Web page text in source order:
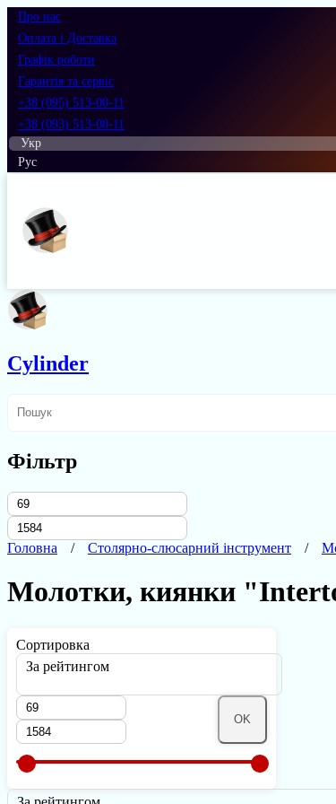
Про нас
Оплата і Доставка
Графік роботи
Гарантія та сервіс
+38 (095) 513-00-11
+38 (093) 513-00-11
Укр
Рус
Cylinder
Фільтр
Головна Столярно-слюсарний інструмент
Молотки, киянки
Сортировка
За рейтингом
OK